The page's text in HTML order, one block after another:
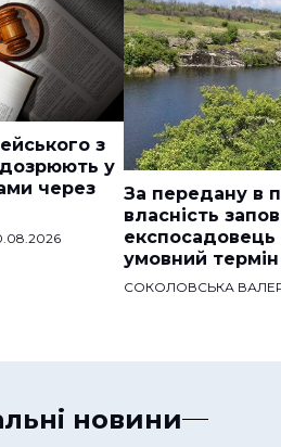
з
у
через
За передану в
власність
умовний термін
СОКОЛОВСЬКА
новини